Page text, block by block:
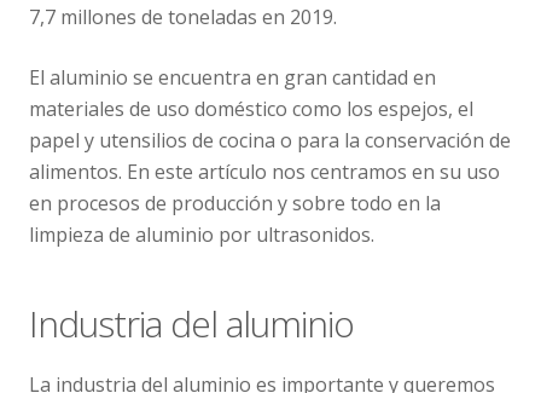
7,7 millones de toneladas en 2019.
El aluminio se encuentra en gran cantidad en
materiales de uso doméstico como los espejos, el
papel y utensilios de cocina o para la conservación de
alimentos. En este artículo nos centramos en su uso
en procesos de producción y sobre todo en la
limpieza de aluminio por ultrasonidos.
Industria del aluminio
La industria del aluminio es importante y queremos